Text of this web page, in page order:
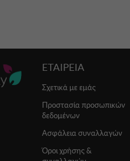
ΕΤΑΙΡΕΙΑ
Σχετικά με εμάς
Προστασία προσωπικών
δεδομένων
Ασφάλεια συναλλαγών
Όροι χρήσης &